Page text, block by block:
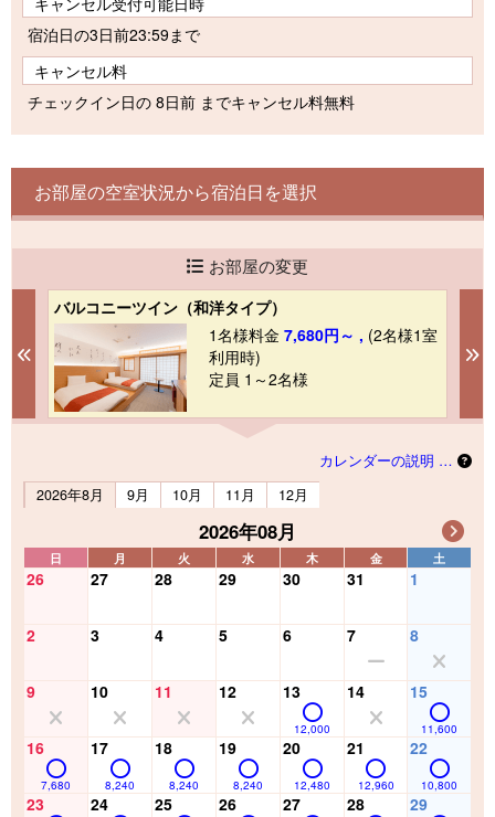
宿泊日の3日前23:59まで
キャンセル料
チェックイン日の 8日前 までキャンセル料無料
お部屋の空室状況から宿泊日を選択
お部屋の変更
Previous
バルコニーツイン（和洋タイプ）
1名様料金 7,680円～ , (2名様1室
利用時)
定員 1～2名様
カレンダーの説明 …
2026年8月
9月 10月 11月 12月
2026年08月
日 月 火 水 木 金 土
26 27 28 29 30 31 1
2 3 4 5 6 7 8
9 10 11 12 13
12,000
14 15
11,600
16
7,680
17
8,240
18
8,240
19
8,240
20
12,480
21
12,960
22
10,800
23 24 25 26 27 28 29